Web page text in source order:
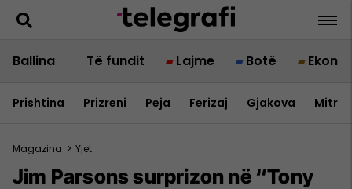
Ballina Të fundit Lajme Botë
Prishtina Prizreni Peja Ferizaj Gjakova
Magazina > Yjet
Jim Parsons surprizon në “Tony